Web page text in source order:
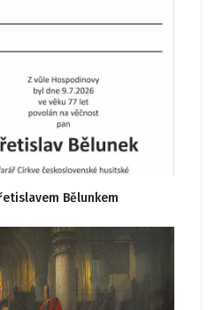
Bělunkem